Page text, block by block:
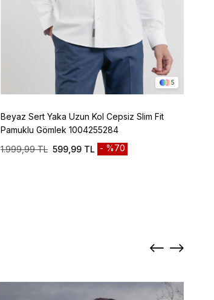
5
Beyaz Sert Yaka Uzun Kol Cepsiz Slim Fit
Pamuklu Gömlek 1004255284
1.999,99 TL 599,99 TL %70